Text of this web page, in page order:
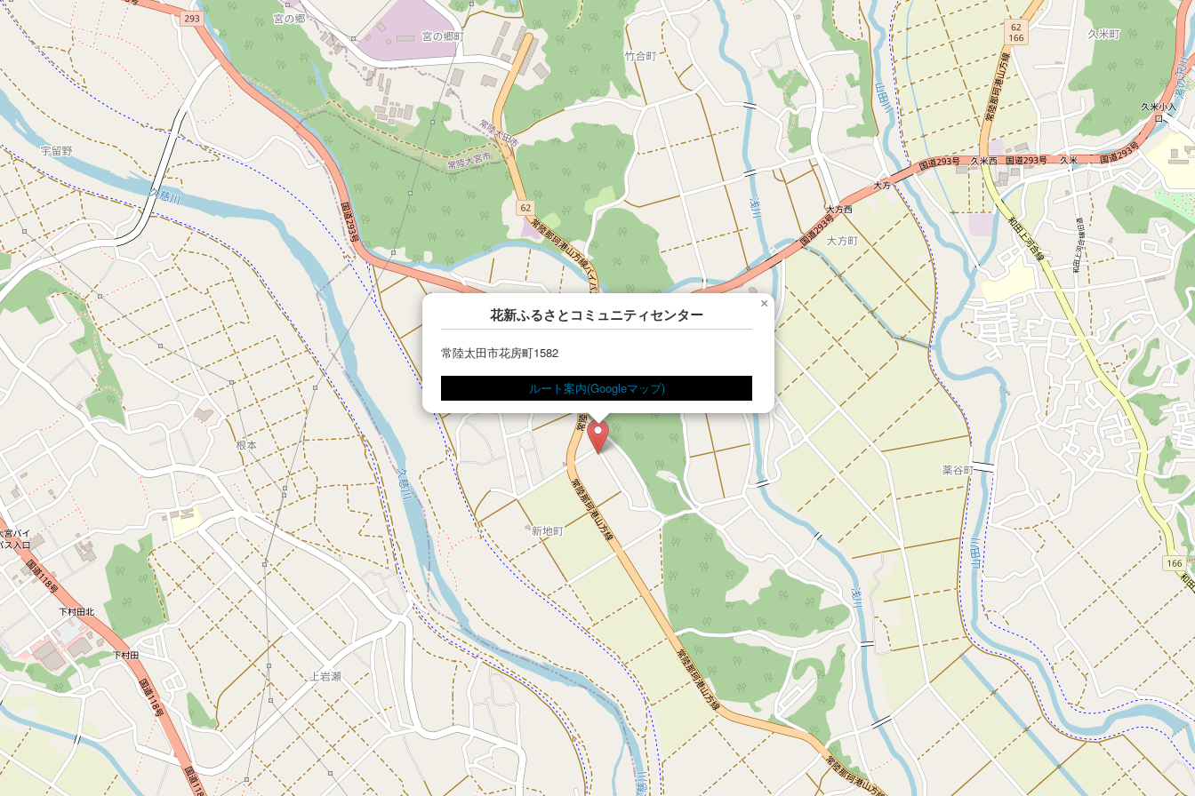
花新ふるさとコミュニティセンター
常陸太田市花房町1582
ルート案内(Googleマップ)
×